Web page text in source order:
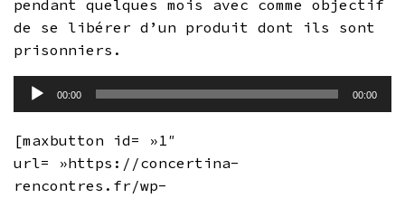
pendant quelques mois avec comme objectif
de se libérer d’un produit dont ils sont
prisonniers.
Lecteur
audio
00:00 00:00
[maxbutton id= »1″
url= »https://concertina-
rencontres.fr/wp-